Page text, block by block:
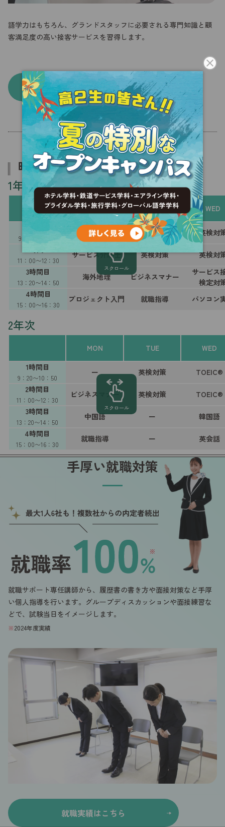
語学力はもちろん、グランドスタッフに必要される専門知識と顧
客満足度の高い接客サービスを習得します。
実習設備・施設はこちら
時間割例
1年次
MON TUE
WED
1時間目
9：20〜10：50
一般教養
スピーキング
スキル
英検対
11：00〜12：30
サービス介助士 英検対策
英検対
3時間目
13：20〜14：50
海外地理 ビジネスマナー
サービス
検定対
4時間目
15：00〜16：30
プロジェクト入門 就職指導 パソコン
スクロール
2年次
MON TUE
WED
1時間目
9：20〜10：50
ー 英検対策
TOEIC®
2時間目
11：00〜12：30
ビジネスマナー 英検対策
TOEIC®
3時間目
13：20〜14：50
中国語 ー
韓国語
4時間目
15：00〜16：30
就職指導 ー 英会話
スクロール
手厚い就職対策
就職サポート専任講師から、履歴書の書き方や面接対策など手厚
い個人指導を行います。グループディスカッションや面接練習な
どで、試験当日をイメージします。
※2024年度実績
就職実績はこちら